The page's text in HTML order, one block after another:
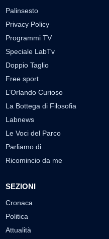
Palinsesto
Privacy Policy
Programmi TV
Speciale LabTv
Doppio Taglio
Free sport
L’Orlando Curioso
La Bottega di Filosofia
Labnews
Le Voci del Parco
Parliamo di…
Ricomincio da me
SEZIONI
Cronaca
Politica
Attualità